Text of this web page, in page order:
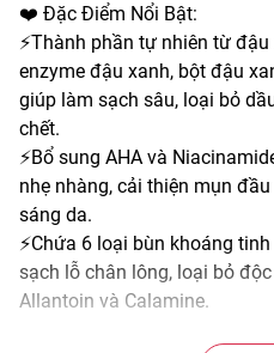
❤️ Đặc Điểm Nổi Bật:
⚡️Thành phần tự nhiên từ
enzyme đậu xanh, bột đậu
giúp làm sạch sâu, loại bỏ
chết.
⚡️Bổ sung AHA và
nhẹ nhàng, cải thiện mụn
sáng da.
⚡️Chứa 6 loại bùn khoáng
sạch lỗ chân lông, loại bỏ
Allantoin và Calamine.